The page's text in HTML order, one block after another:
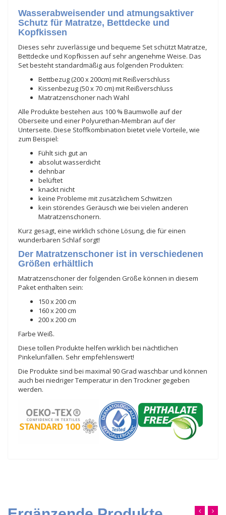
Wasserabweisender und atmungsaktiver
Schutz für Matratze, Bettdecke und
Kopfkissen
Dieses sehr zuverlässige und bequeme Set schützt Matratze,
Bettdecke und Kopfkissen auf sehr angenehme Weise. Das
Set besteht standardmäßig aus folgenden Produkten:
Bettbezug (200 x 200cm) mit Reißverschluss
Kissenbezug (50 x 70 cm) mit Reißverschluss
Matratzenschoner nach Wahl
Alle Produkte bestehen aus 100 % Baumwolle auf der
Oberseite und einer Polyurethan-Membran auf der
Unterseite. Diese Stoffkombination bietet viele Vorteile, wie
zum Beispiel:
Fühlt sich gut an
absolut wasserdicht
dehnbar
belüftet
knackt nicht
keine Probleme mit zusätzlichem Schwitzen
kein störendes Geräusch wie bei vielen anderen
Matratzenschonern.
Kurz gesagt, eine wirklich schöne Lösung, die für einen
wunderbaren Schlaf sorgt!
Der Matratzenschoner ist in verschiedenen
Größen erhältlich
Matratzenschoner der folgenden Größe können in diesem
Paket enthalten sein:
150 x 200 cm
160 x 200 cm
200 x 200 cm
Farbe Weiß.
Diese tollen Produkte helfen wirklich bei nächtlichen
Pinkelunfällen. Sehr empfehlenswert!
Die Produkte sind bei maximal 90 Grad waschbar und können
auch bei niedriger Temperatur in den Trockner gegeben
werden.